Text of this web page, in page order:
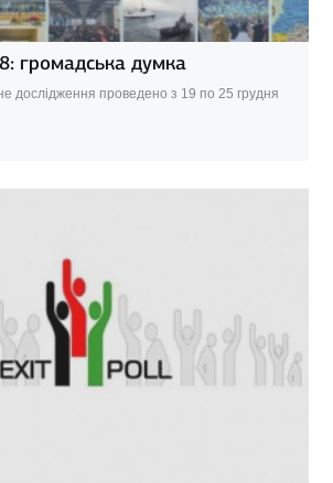
громадська думка
дослідження проведено з 19 по 25 грудня